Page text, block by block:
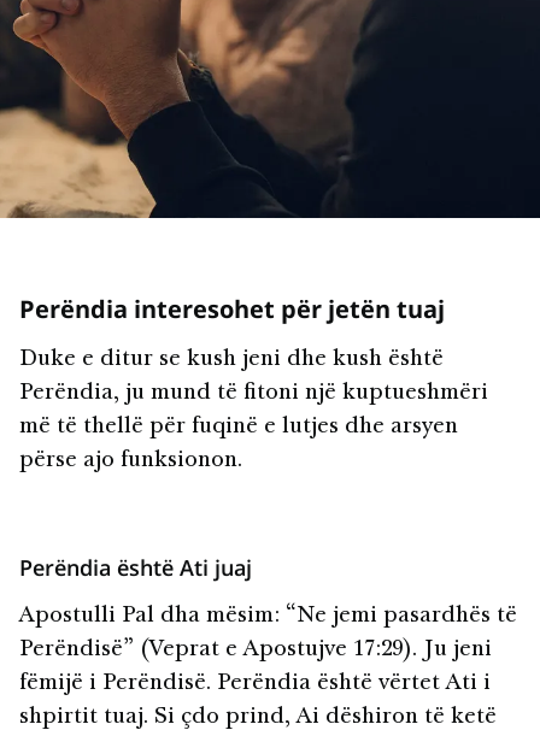
Perëndia interesohet për jetën tuaj
Duke e ditur se kush jeni dhe kush është
Perëndia, ju mund të fitoni një kuptueshmëri
më të thellë për fuqinë e lutjes dhe arsyen
përse ajo funksionon.
Perëndia është Ati juaj
Apostulli Pal dha mësim: “Ne jemi pasardhës të
Perëndisë” (Veprat e Apostujve 17:29). Ju jeni
fëmijë i Perëndisë. Perëndia është vërtet Ati i
shpirtit tuaj. Si çdo prind, Ai dëshiron të ketë